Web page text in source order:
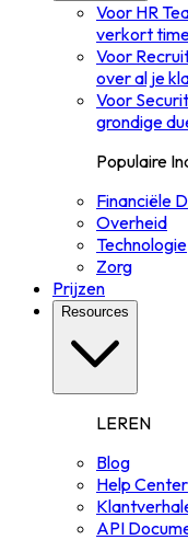
Voor HR
verkort
Voor
over al je
Voor
grondige
Populaire
Financiële
Overheid
Technologie
Zorg
Prijzen
Resources
LEREN
Blog
Help Center
API